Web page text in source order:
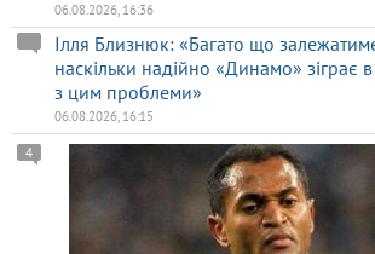
06.08.2026, 16:36
Ілля Близнюк: «Багато що
наскільки надійно «Динамо» зіграє
з цим проблеми»
06.08.2026, 16:15
4